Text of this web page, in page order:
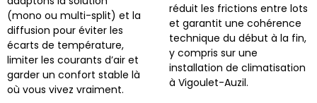
(mono ou multi-split) et la
diffusion pour éviter les
écarts de température,
limiter les courants d’air et
garder un confort stable là
où vous vivez vraiment.
réduit les frictions entre lots
et garantit une cohérence
technique du début à la fin,
y compris sur une
installation de climatisation
à Vigoulet-Auzil.